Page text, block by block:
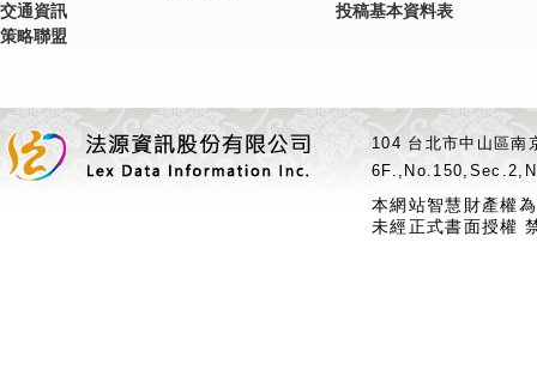
交通資訊
策略聯盟
投稿基本資料表
104 台北市中山區
本網站智慧財產權
未經正式書面授權